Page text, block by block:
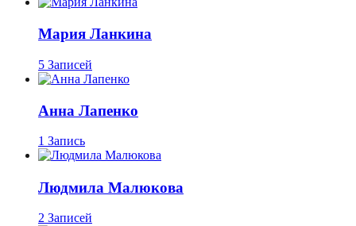
Мария Ланкина
5 Записей
Анна Лапенко
1 Запись
Людмила Малюкова
2 Записей